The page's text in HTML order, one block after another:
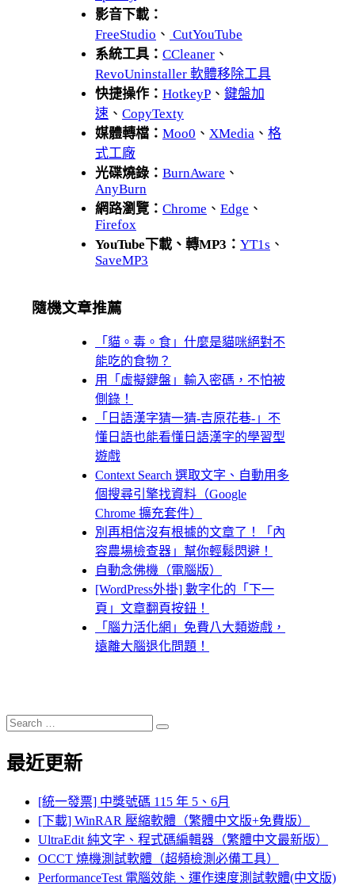
影音下載：
FreeStudio 、 CutYouTube
系統工具： CCleaner 、
RevoUninstaller 軟體移除工具
快捷操作： HotkeyP 、 鍵盤加
速 、 CopyTexty
媒體轉檔： Moo0 、 XMedia 、 格
式工廠
光碟燒錄： BurnAware 、
AnyBurn
網路瀏覽： Chrome 、 Edge 、
Firefox
YouTube下載、轉MP3： YT1s 、
SaveMP3
隨機文章推薦
「貓。毒。食」什麼是貓咪絕對不
能吃的食物？
用「虛擬鍵盤」輸入密碼，不怕被
側錄！
「日語漢字猜一猜-吉原花巷-」不
懂日語也能看懂日語漢字的學習型
遊戲
Context Search 選取文字、自動用多
個搜尋引擎找資料（Google
Chrome 擴充套件）
別再相信沒有根據的文章了！「內
容農場檢查器」幫你輕鬆閃避！
自動念佛機（電腦版）
[WordPress外掛] 數字化的「下一
頁」文章翻頁按鈕！
「腦力活化網」免費八大類遊戲，
遠離大腦退化問題！
Search
for:
Search
最近更新
[統一發票] 中獎號碼 115 年 5、6月
[下載] WinRAR 壓縮軟體（繁體中文版+免費版）
UltraEdit 純文字、程式碼編輯器（繁體中文最新版）
OCCT 燒機測試軟體（超頻檢測必備工具）
PerformanceTest 電腦效能、運作速度測試軟體(中文版)